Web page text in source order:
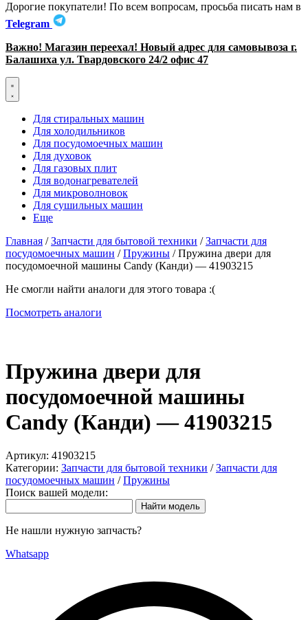
Дорогие покупатели! По всем вопросам, просьба писать нам в
Telegram
Важно! Магазин переехал! Новый адрес для самовывоза г.
Балашиха ул. Твардовского 24/2 офис 47
Для стиральных машин
Для холодильников
Для посудомоечных машин
Для духовок
Для газовых плит
Для водонагревателей
Для микроволновок
Для сушильных машин
Еще
Главная /Запчасти для бытовой техники /Запчасти для
посудомоечных машин /Пружины / Пружина двери для
посудомоечной машины Candy (Канди) — 41903215
Не смогли найти аналоги для этого товара :(
Посмотреть аналоги
Пружина двери для
посудомоечной машины
Candy (Канди) — 41903215
Артикул: 41903215
Категории: Запчасти для бытовой техники /Запчасти для
посудомоечных машин /Пружины
Поиск вашей модели:
Не нашли нужную запчасть?
Whatsapp